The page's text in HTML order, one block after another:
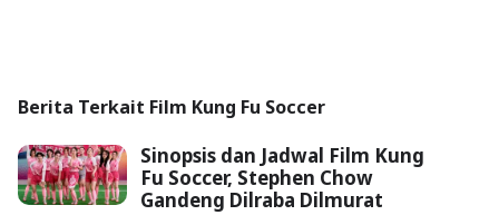
Berita Terkait Film Kung Fu Soccer
Sinopsis dan Jadwal Film Kung
Fu Soccer, Stephen Chow
Gandeng Dilraba Dilmurat